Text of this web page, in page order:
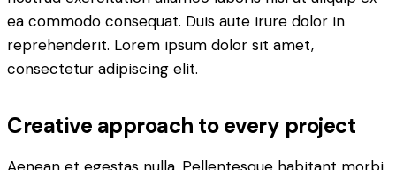
ea commodo consequat. Duis aute irure dolor in
reprehenderit. Lorem ipsum dolor sit amet,
consectetur adipiscing elit.
Creative approach to every project